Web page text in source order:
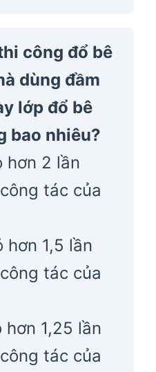
công đổ bê
dùng đầm
lớp đổ bê
bao nhiêu?
hơn 2 lần
tác của
hơn 1,5 lần
tác của
hơn 1,25 lần
tác của